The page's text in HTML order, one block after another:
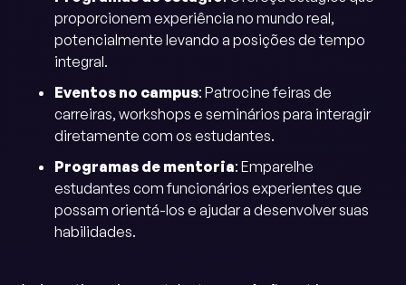
proporcionem experiência no mundo real,
potencialmente levando a posições de tempo
integral.
Eventos no campus: Patrocine feiras de
carreiras, workshops e seminários para interagir
diretamente com os estudantes.
Programas de mentoria: Emparelhe
estudantes com funcionários experientes que
possam orientá-los e ajudar a desenvolver suas
habilidades.